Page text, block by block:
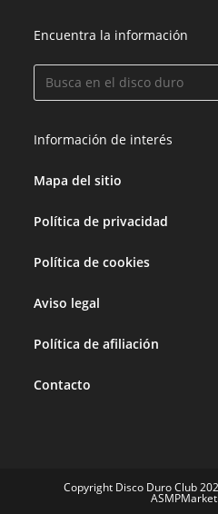
Encuentra la información
Información de interés
Mapa del sitio
Política de privacidad
Política de cookies
Aviso legal
Política de afiliación
Contacto
Copyright Disco Duro Club